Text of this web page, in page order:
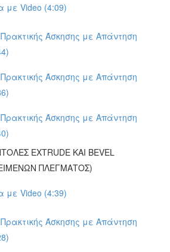
με Video (4:09)
Άσκησης με Απάντηση
Άσκησης με Απάντηση
Άσκησης με Απάντηση
EXTRUDE ΚΑΙ BEVEL
ΠΛΕΓΜΑΤΟΣ)
με Video (4:39)
Άσκησης με Απάντηση